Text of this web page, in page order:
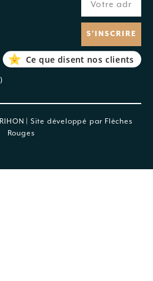
S'INSCRIRE
Ce que disent nos clients
| Site développé par Flèches
Rouges